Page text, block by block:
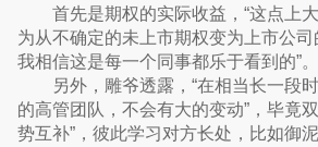
首先是期权的实际收益，“这点上
为从不确定的未上市期权变为上市公司
我相信这是每一个同事都乐于看到的”。
另外，雕爷透露，“在相当长一段
的高管团队，不会有大的变动”，毕竟
势互补”，彼此学习对方长处，比如御